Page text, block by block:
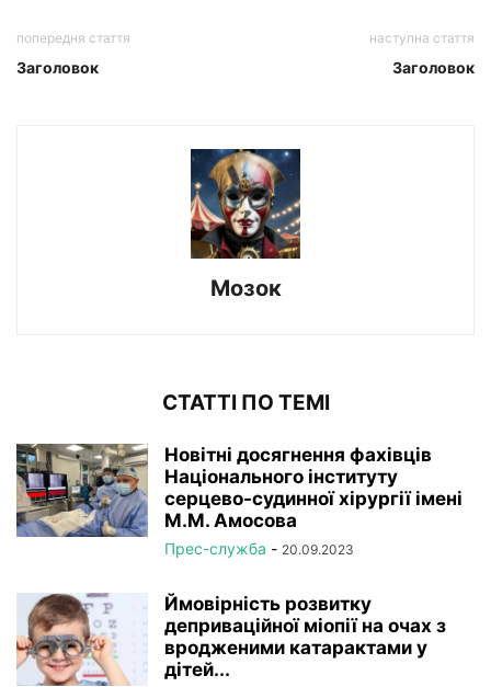
попередня стаття
Заголовок
наступна стаття
Заголовок
Мозок
СТАТТІ ПО ТЕМІ
Новітні досягнення фахівців
Національного інституту
серцево-судинної хірургії імeні
М.М. Амосова
Прес-служба - 20.09.2023
Ймовірність розвитку
деприваційної міопії на очах з
вродженими катарактами у
дітей...